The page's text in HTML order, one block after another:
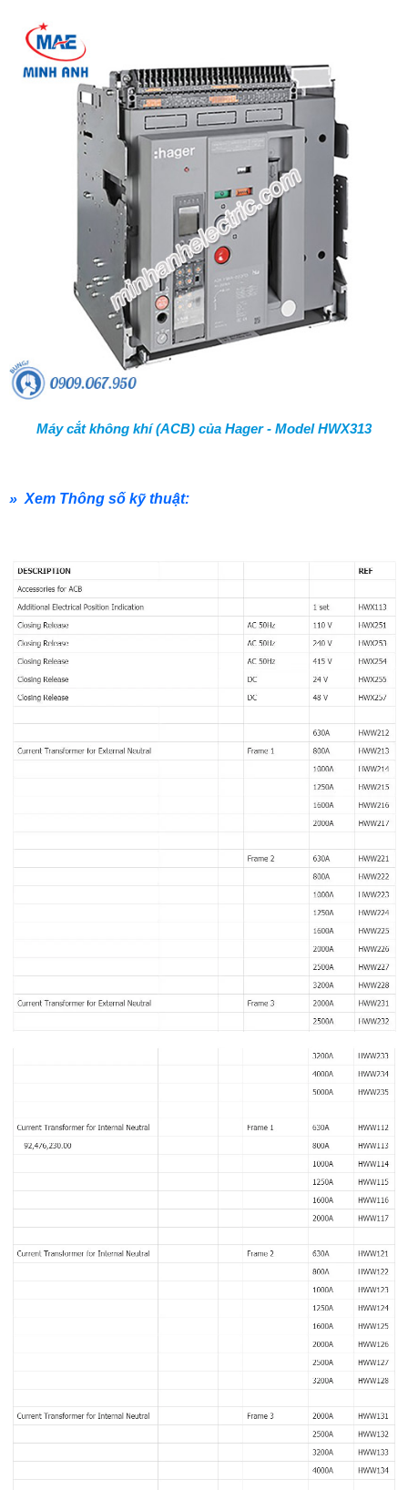
Máy cắt không khí (ACB) của Hager - Model HWX313
» Xem Thông số kỹ thuật: